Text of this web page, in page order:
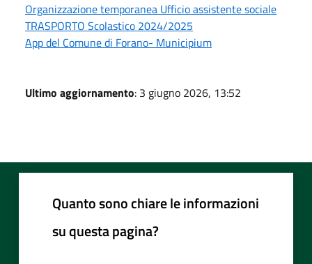
Organizzazione temporanea Ufficio assistente sociale
TRASPORTO Scolastico 2024/2025
App del Comune di Forano- Municipium
Ultimo aggiornamento: 3 giugno 2026, 13:52
Quanto sono chiare le informazioni
su questa pagina?